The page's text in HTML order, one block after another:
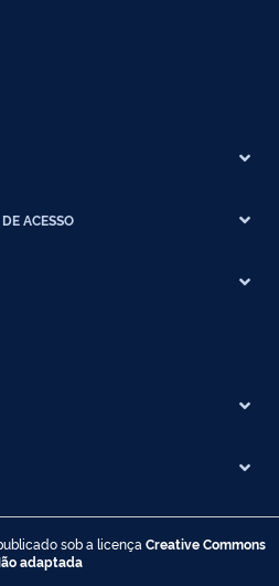
ACESSO
sob a licença Creative Commons
adaptada